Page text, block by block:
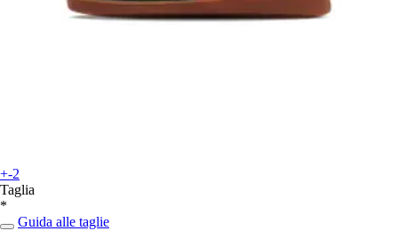
+-2
Taglia
*
Guida alle taglie